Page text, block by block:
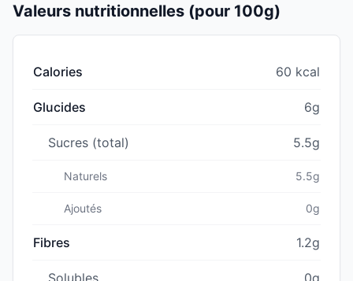
Valeurs nutritionnelles (pour 100g)
Calories 60 kcal
Glucides 6g
Sucres (total) 5.5g
Naturels 5.5g
Ajoutés 0g
Fibres 1.2g
Solubles 0g